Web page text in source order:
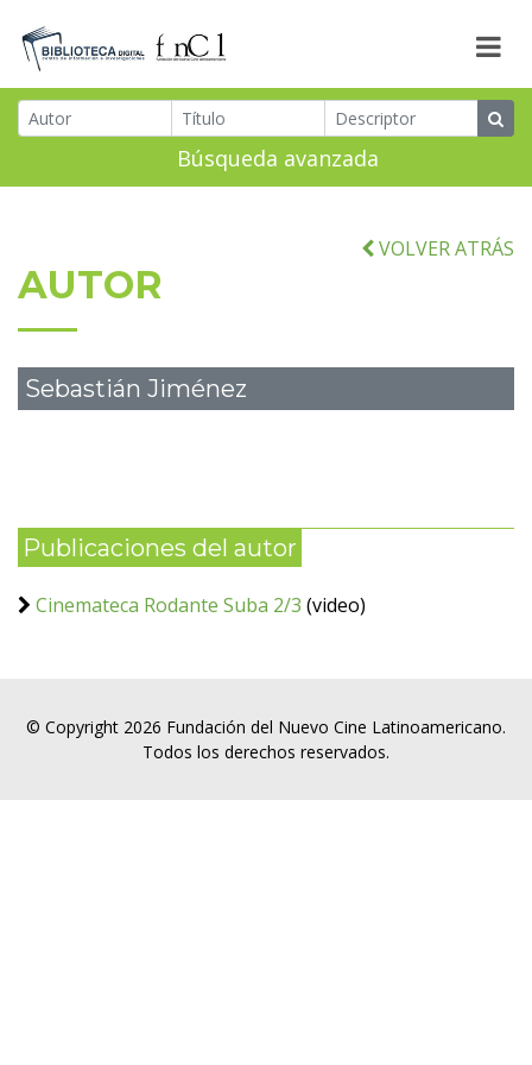
Búsqueda avanzada
VOLVER ATRÁS
AUTOR
Sebastián Jiménez
Publicaciones del autor
Cinemateca Rodante Suba 2/3 (video)
© Copyright 2026 Fundación del Nuevo Cine Latinoamericano.
Todos los derechos reservados.